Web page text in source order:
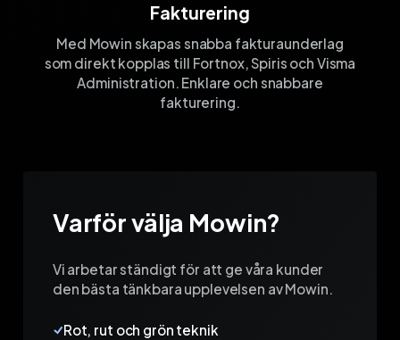
Fakturering
Med Mowin skapas snabba fakturaunderlag
som direkt kopplas till Fortnox, Spiris och Visma
Administration. Enklare och snabbare
fakturering.
Varför välja Mowin?
Vi arbetar ständigt för att ge våra kunder
den bästa tänkbara upplevelsen av Mowin.
Rot, rut och grön teknik